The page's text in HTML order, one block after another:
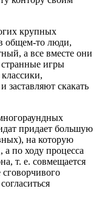
крупных
общем‑то люди,
а все вместе они
игры
заставляют скакать
придает большую
на которую
по ходу процесса
т. е. совмещается